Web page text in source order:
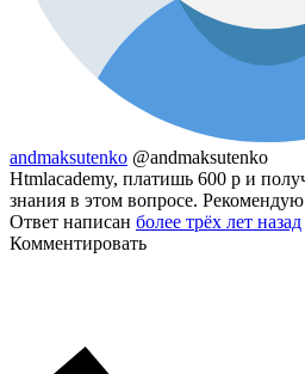
andmaksutenko @andmaksutenko
Htmlacademy, платишь 600 р и
знания в этом вопросе. Рекомендую
Ответ написан более трёх лет назад
Комментировать